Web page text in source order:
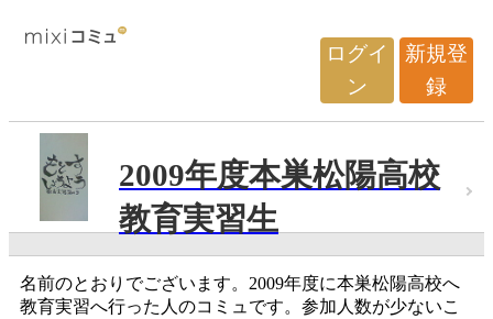
ログイ
ン
新規登
録
2009年度本巣松陽高校
教育実習生
名前のとおりでございます。2009年度に本巣松陽高校へ
教育実習へ行った人のコミュです。参加人数が少ないこ